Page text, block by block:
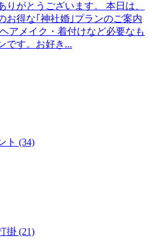
りがとうございます。 本日は、
お得な｢神社婚｣プランのご案内
アメイク・着付けなど必要なも
です。お好き...
ト (34)
掛 (21)